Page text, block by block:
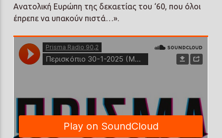
Ανατολική Ευρώπη της δεκαετίας του ‘60, που όλοι
έπρεπε να υπακούν πιστά…».